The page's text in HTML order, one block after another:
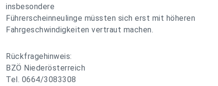
insbesondere
Führerscheinneulinge müssten sich erst mit höheren
Fahrgeschwindigkeiten vertraut machen.
Rückfragehinweis:
BZÖ Niederösterreich
Tel. 0664/3083308